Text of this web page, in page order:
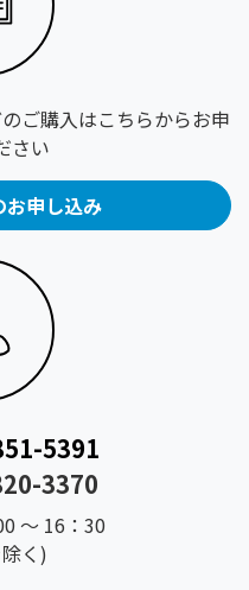
ご購入はこちらからお申
さい
お申し込み
5391
3370
～ 16：30
く)